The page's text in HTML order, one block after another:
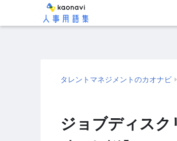
タレントマネジメントのカオナビ
ジョブディスク